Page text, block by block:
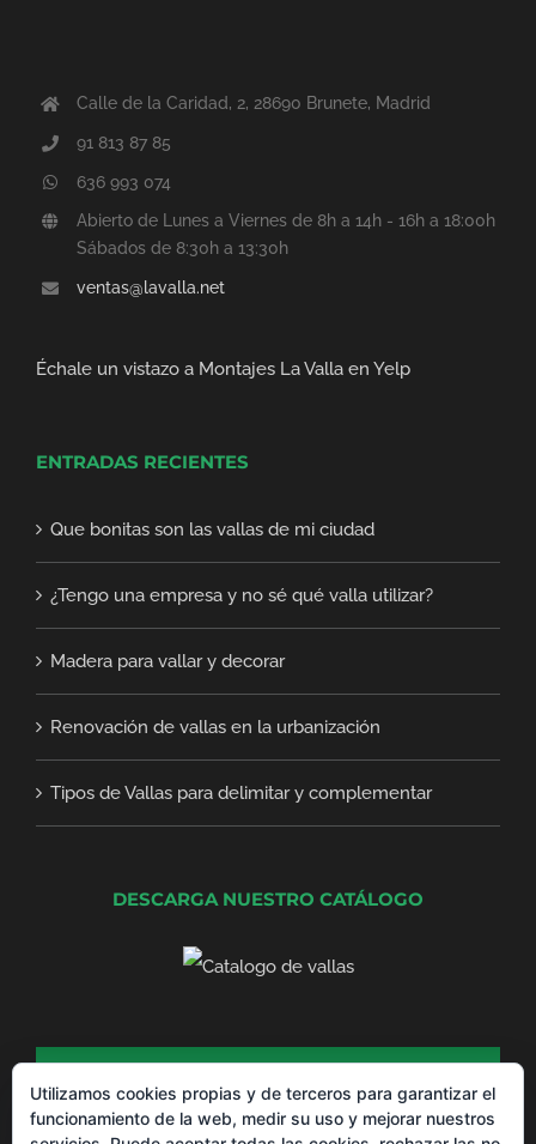
Calle de la Caridad, 2, 28690 Brunete, Madrid
91 813 87 85
636 993 074
Abierto de Lunes a Viernes de 8h a 14h - 16h a 18:00h
Sábados de 8:30h a 13:30h
ventas@lavalla.net
Échale un vistazo a Montajes La Valla en Yelp
ENTRADAS RECIENTES
Que bonitas son las vallas de mi ciudad
¿Tengo una empresa y no sé qué valla utilizar?
Madera para vallar y decorar
Renovación de vallas en la urbanización
Tipos de Vallas para delimitar y complementar
DESCARGA NUESTRO CATÁLOGO
PRODUCTOS
Utilizamos cookies propias y de terceros para garantizar el
funcionamiento de la web, medir su uso y mejorar nuestros